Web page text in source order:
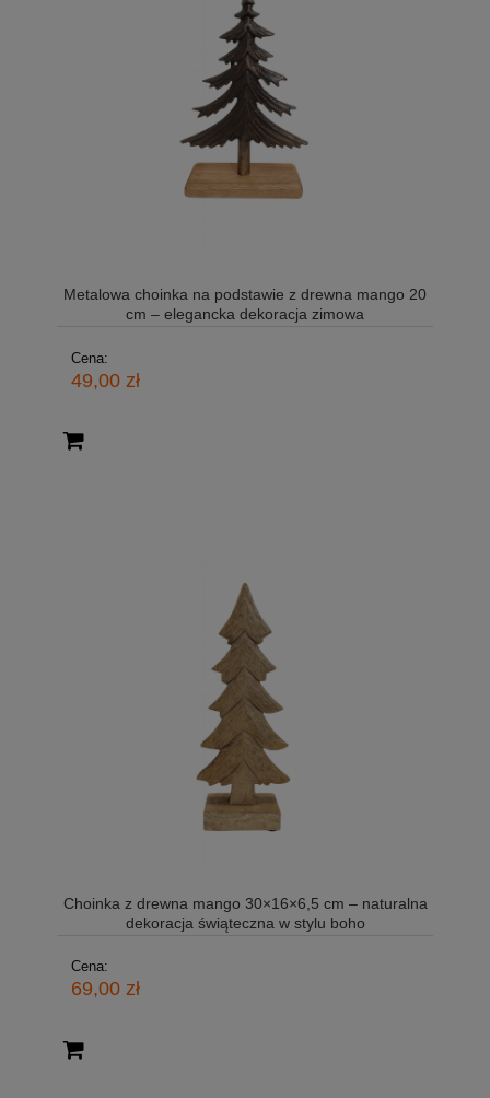
Metalowa choinka na podstawie z drewna mango 20
cm – elegancka dekoracja zimowa
Cena:
49,00 zł
Choinka z drewna mango 30×16×6,5 cm – naturalna
dekoracja świąteczna w stylu boho
Cena:
69,00 zł